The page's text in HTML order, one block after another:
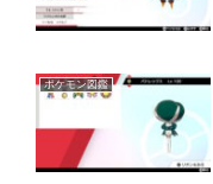
ポケモン図鑑